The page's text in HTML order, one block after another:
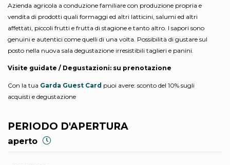
Azienda agricola a conduzione familiare con produzione propria e
vendita di prodotti quali formaggi ed altri latticini, salumi ed altri
affettati, piccoli frutti e frutta di stagione e tanto altro. I sapori sono
genuini e autentici come quelli di una volta. Possibilità di gustare sul
posto nella nuova sala degustazione irresistibili taglieri e panini.
Visite guidate / Degustazioni: su prenotazione
Con la tua Garda Guest Card puoi avere: sconto del 10% sugli
acquisti e degustazione
PERIODO D'APERTURA
aperto